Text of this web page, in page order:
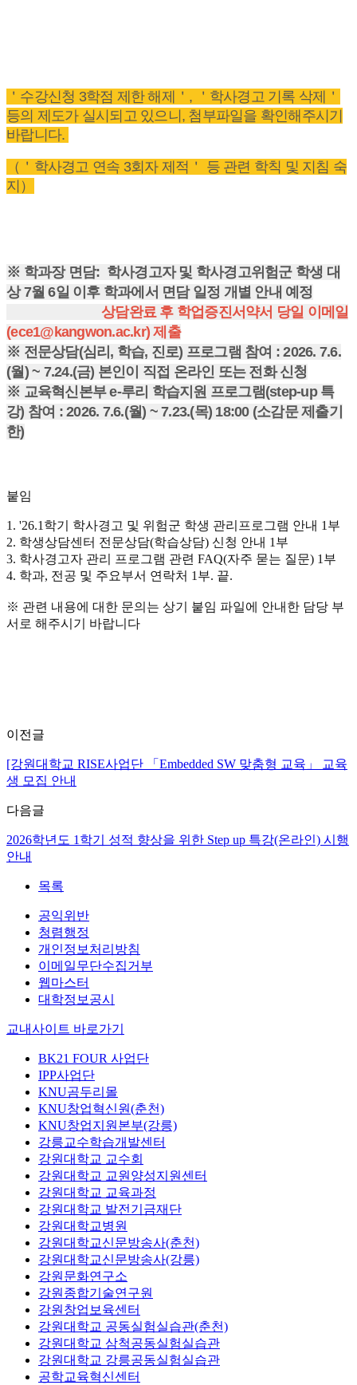
＇수강신청 3학점 제한 해제＇, ＇학사경고 기록 삭제＇
등의 제도가 실시되고 있으니, 첨부파일을 확인해주시기
바랍니다.
（＇학사경고 연속 3회자 제적＇ 등 관련 학칙 및 지침 숙
지）
※ 학과장 면담: 학사경고자 및 학사경고위험군 학생 대
상 7월 6일 이후 학과에서 면담 일정 개별 안내 예정
상담완료 후 학업증진서약서 당일 이메일
(ece1@kangwon.ac.kr) 제출
※ 전문상담(심리, 학습, 진로) 프로그램 참여 : 2026. 7.6.
(월) ~ 7.24.(금) 본인이 직접 온라인 또는 전화 신청
※ 교육혁신본부 e-루리 학습지원 프로그램(step-up 특
강) 참여 : 2026. 7.6.(월) ~ 7.23.(목) 18:00 (소감문 제출기
한)
붙임
1. '26.1학기 학사경고 및 위험군 학생 관리프로그램 안내 1부
2. 학생상담센터 전문상담(학습상담) 신청 안내 1부
3. 학사경고자 관리 프로그램 관련 FAQ(자주 묻는 질문) 1부
4. 학과, 전공 및 주요부서 연락처 1부. 끝.
※ 관련 내용에 대한 문의는 상기 붙임 파일에 안내한 담당 부
서로 해주시기 바랍니다
이전글
[강원대학교 RISE사업단 「Embedded SW 맞춤형 교육」 교육
생 모집 안내
다음글
2026학년도 1학기 성적 향상을 위한 Step up 특강(온라인) 시행
안내
목록
공익위반
청렴행정
개인정보처리방침
이메일무단수집거부
웹마스터
대학정보공시
교내사이트 바로가기
BK21 FOUR 사업단
IPP사업단
KNU곰두리몰
KNU창업혁신원(춘천)
KNU창업지원본부(강릉)
강릉교수학습개발센터
강원대학교 교수회
강원대학교 교원양성지원센터
강원대학교 교육과정
강원대학교 발전기금재단
강원대학교병원
강원대학교신문방송사(춘천)
강원대학교신문방송사(강릉)
강원문화연구소
강원종합기술연구원
강원창업보육센터
강원대학교 공동실험실습관(춘천)
강원대학교 삼척공동실험실습관
강원대학교 강릉공동실험실습관
공학교육혁신센터